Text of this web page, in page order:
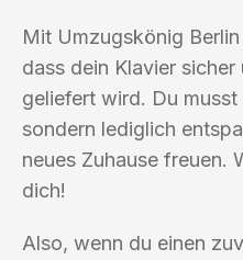
Mit Umzugskönig
dass dein Klavier
geliefert wird. Du
sondern lediglich
neues Zuhause freuen.
dich!
Also, wenn du einen